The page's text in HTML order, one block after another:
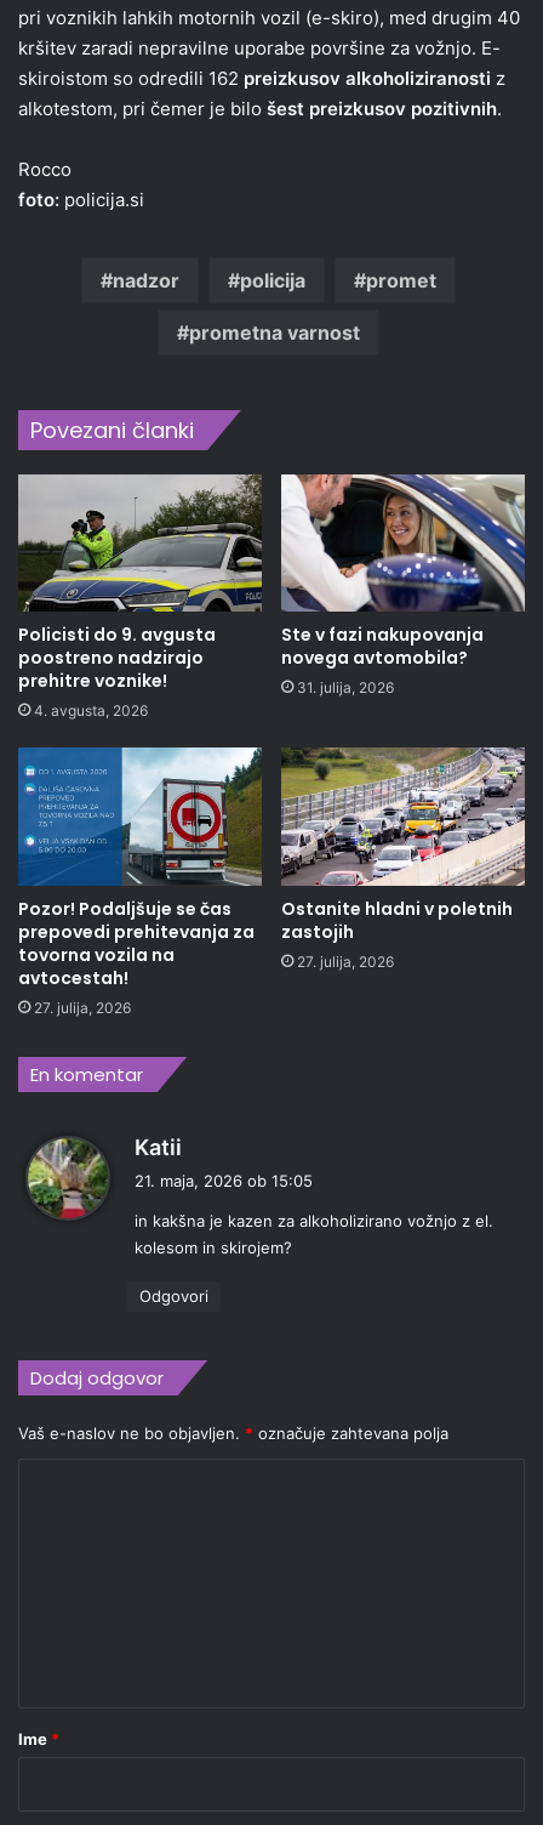
pri voznikih lahkih motornih vozil (e-skiro), med drugim 40
kršitev zaradi nepravilne uporabe površine za vožnjo. E-
skiroistom so odredili 162 preizkusov alkoholiziranosti z
alkotestom, pri čemer je bilo šest preizkusov pozitivnih.
Rocco
foto: policija.si
nadzor policija promet
prometna varnost
Povezani članki
Policisti do 9. avgusta
poostreno nadzirajo
prehitre voznike!
4. avgusta, 2026
Ste v fazi nakupovanja
novega avtomobila?
31. julija, 2026
Pozor! Podaljšuje se čas
prepovedi prehitevanja za
tovorna vozila na
avtocestah!
27. julija, 2026
Ostanite hladni v poletnih
zastojih
27. julija, 2026
En komentar
Katii
a
v
i
21. maja, 2026 ob 15:05
in kakšna je kazen za alkoholizirano vožnjo z el.
kolesom in skirojem?
Odgovori
Dodaj odgovor
Vaš e-naslov ne bo objavljen. * označuje zahtevana polja
rIme *